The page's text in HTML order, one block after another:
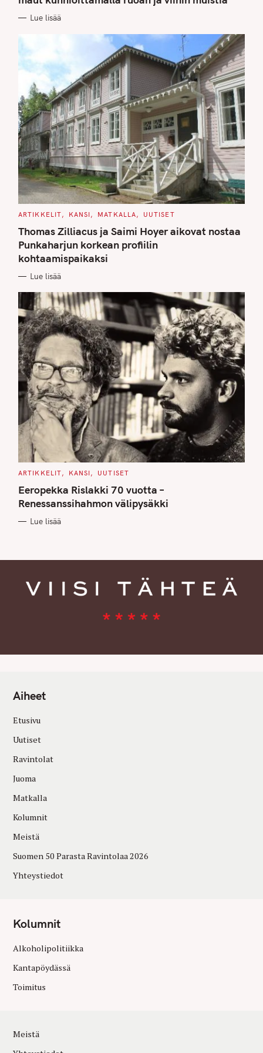
O
I
Lue lisää
C
T
E
G
O
R
I
S
ARTIKKELIT KANSI MATKALLA UUTISET
Thomas Zilliacus ja Saimi Hoyer aikovat nostaa
Punkaharjun korkean profiilin
kohtaamispaikaksi
Lue lisää
C
T
E
G
O
I
ARTIKKELIT KANSI UUTISET
Eeropekka Rislakki 70 vuotta –
Renessanssihahmon välipysäkki
Lue lisää
Aiheet
Etusivu
Uutiset
Ravintolat
Juoma
Matkalla
Kolumnit
Meistä
Suomen 50 Parasta Ravintolaa 2026
Yhteystiedot
Kolumnit
Alkoholipolitiikka
Kantapöydässä
Toimitus
Meistä